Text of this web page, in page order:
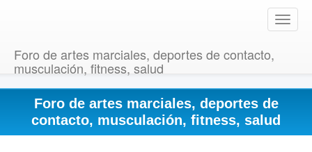
T
o
e
v
Foro de artes marciales, deportes de contacto,
musculación, fitness, salud
Foro de artes marciales, deportes de
contacto, musculación, fitness, salud